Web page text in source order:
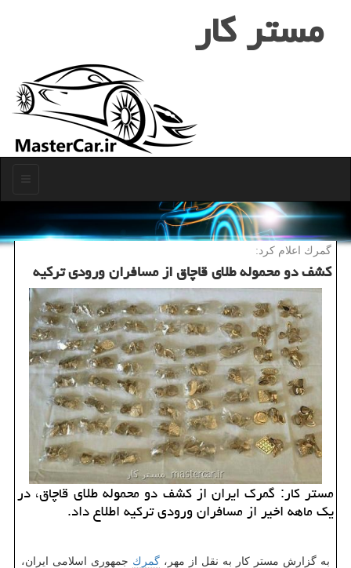
مستر كار
گمرك اعلام كرد:
كشف دو محموله طلای قاچاق از مسافران ورودی تركیه
مستر كار: گمرك ایران از كشف دو محموله طلای قاچاق، در
یك ماهه اخیر از مسافران ورودی تركیه اطلاع داد.
به گزارش مستر كار به نقل از مهر، گمرك جمهوری اسلامی ایران،